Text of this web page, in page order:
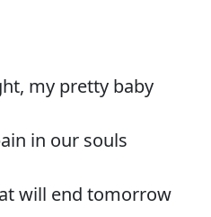
my pretty baby
in our souls
will end tomorrow